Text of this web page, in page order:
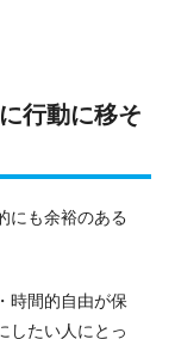
行動に移そ
にも余裕のある
時間的自由が保
したい人にとっ